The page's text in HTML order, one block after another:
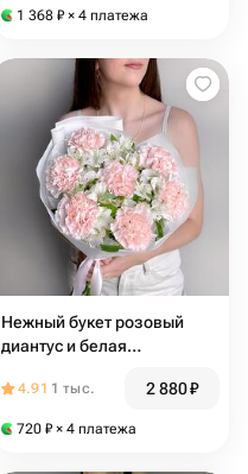
1 368 ₽ × 4 платежа
Нежный букет розовый
диантус и белая
4.91 1 тыс. 2 880₽
720 ₽ × 4 платежа